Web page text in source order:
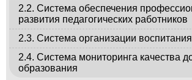
2.2. Система обеспечения
развития педагогических работников
2.3. Система организации
2.4. Система мониторинга качества
образования